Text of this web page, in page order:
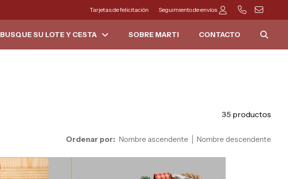
Tarjetas de felicitación Seguimiento de envíos
BUSQUE SU LOTE Y CESTA SOBRE MARTI CONTACTO
35 productos
Ordenar por: Nombre ascendente Nombre descendente